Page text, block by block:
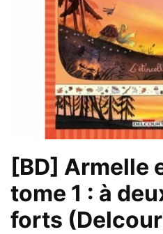
[BD] Armelle
tome 1 : à
forts